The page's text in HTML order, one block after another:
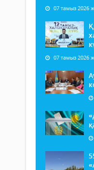
07 тамыз 2026 ж.
07 тамыз 2026 ж.